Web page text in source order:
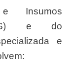
e Insumos
MS) e do
e